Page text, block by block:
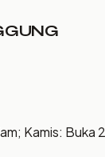
Kamis: Buka